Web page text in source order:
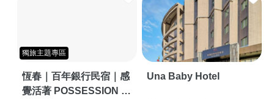
獨旅主題專區
恆春｜百年銀行民宿｜感
覺活著 POSSESSION |
Una Baby Hotel